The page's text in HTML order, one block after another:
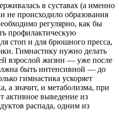
в суставах (а именно
не происходило образования
регулярно, как бы
профилактическую
стоп и для брюшного пресса,
Гимнастику нужно делать
взрослой жизни — уже после
быть интенсивной — до
гимнастика ускоряет
а значит, и метаболизма, при
активное выведение из
распада, одним из